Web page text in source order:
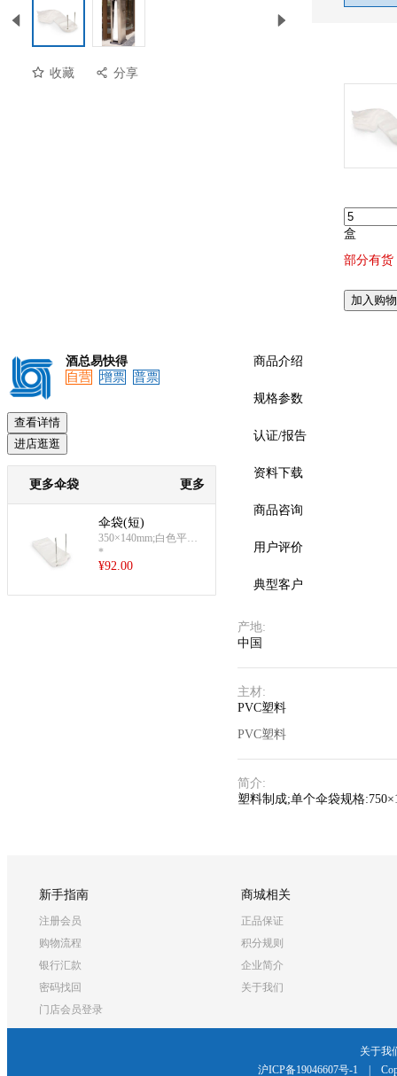
收藏 分享
盒
部分有货
加入购
酒总易快得
自营
增票 普票
查看详情
进店逛逛
更多伞袋 更多
伞袋(短)
350×140mm;白色平口;
单面1.0C厚;约0.93g/只;
2000只/盒
*
¥92.00
商品介绍
规格参数
认证/报告
资料下载
商品咨询
用户评价
典型客户
产地:
中国
主材:
PVC塑料
PVC塑料
简介:
塑料制成;单个伞袋规格
新手指南
注册会员
购物流程
银行汇款
密码找回
门店会员登录
商城相关
正品保证
积分规则
企业简介
关于我们
关于我
沪ICP备19046607号-1